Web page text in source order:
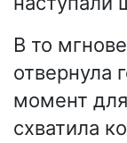
В то
отвернула
момент
схватила